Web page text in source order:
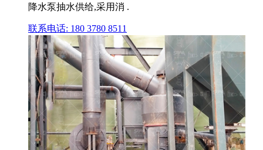
降水泵抽水供给,采用消 .
联系电话: 180 3780 8511